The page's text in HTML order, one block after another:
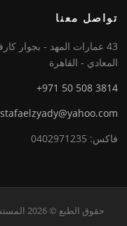
تواصل معنا
43 عمارات المهد - بجوار كارفور
المعادي - القاهرة
3814 508 50 971+
فاكس: 0402971235
حقوق